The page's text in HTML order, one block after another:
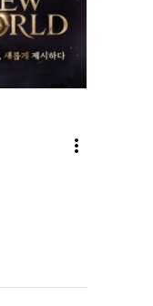
more_vert